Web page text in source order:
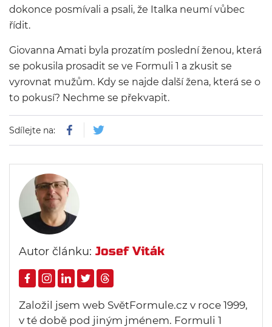
dokonce posmívali a psali, že Italka neumí vůbec
řídit.
Giovanna Amati byla prozatím poslední ženou, která
se pokusila prosadit se ve Formuli 1 a zkusit se
vyrovnat mužům. Kdy se najde další žena, která se o
to pokusí? Nechme se překvapit.
Sdílejte na:
Autor článku: Josef Viták
Založil jsem web SvětFormule.cz v roce 1999,
v té době pod jiným jménem. Formuli 1